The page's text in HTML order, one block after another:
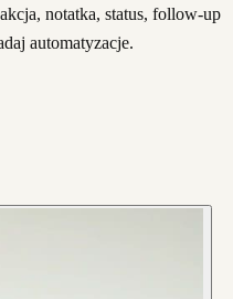
notatka, status, follow-up
automatyzacje.